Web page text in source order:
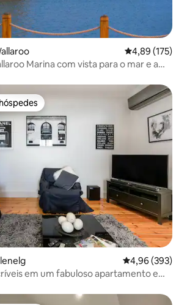
4,89 de uma
4,89 (175)
Marina com vista para o mar e a
preferidos dos hóspedes
4,96 de uma
4,96 (393)
em um fabuloso apartamento em